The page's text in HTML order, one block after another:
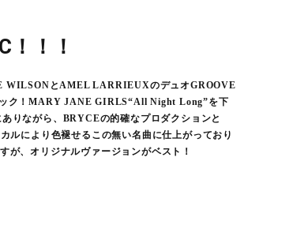
！！！
WILSONとAMEL LARRIEUXのデュオGROOVE
ク！MARY JANE GIRLS“All Night Long”を下
りながら、BRYCEの的確なプロダクションと
ルにより色褪せるこの無い名曲に仕上がっており
が、オリジナルヴァージョンがベスト！